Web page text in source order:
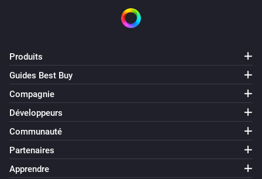
Produits
Guides Best Buy
Compagnie
Développeurs
Communauté
Partenaires
Apprendre